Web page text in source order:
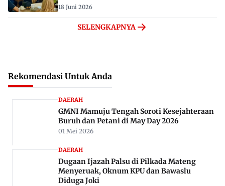
18 Juni 2026
SELENGKAPNYA
Rekomendasi Untuk Anda
DAERAH
GMNI Mamuju Tengah Soroti Kesejahteraan
Buruh dan Petani di May Day 2026
01 Mei 2026
DAERAH
Dugaan Ijazah Palsu di Pilkada Mateng
Menyeruak, Oknum KPU dan Bawaslu
Diduga Joki